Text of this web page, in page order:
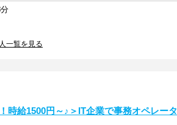
一覧を見る
時給1500円～♪＞IT企業で事務オペレータ